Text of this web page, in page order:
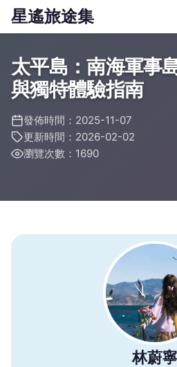
星遙旅途集
太平島：南海軍事
與獨特體驗指南
發佈時間：2025-11-07
更新時間：2026-02-02
瀏覽次數：1690
林蔚寧